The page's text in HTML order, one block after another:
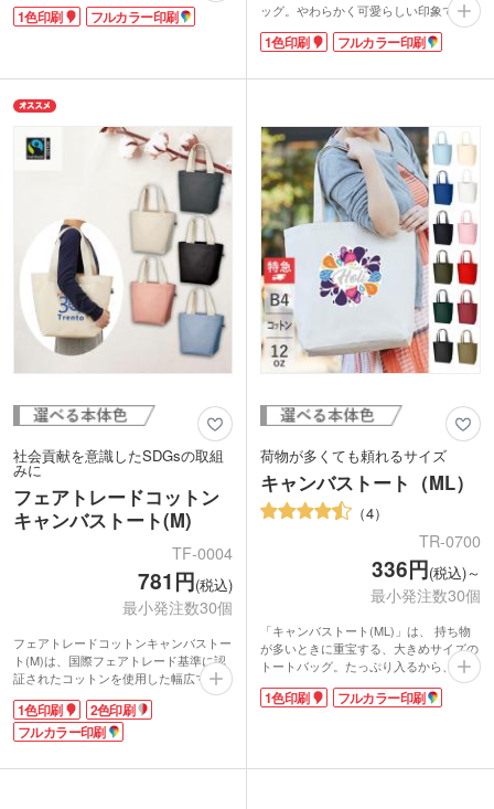
に乗せた際などに荷物の飛び出しを防
ルのノベルティやイベントでの物販品に
おすすめ。本体色ナチュラルは無漂白の
エコ素材なので、SDGsへの取り組みの
アピールもできます。
1色印刷 フルカラー印刷
ッグ。やわらかく可愛らしい印象で、女
性を中心に人気のデザインです。
生地は丈夫で厚みのある12オンス生地を
チ付きで、2Lペットボトルが縦に丁度入
いただけます。
名入れは1色からフルカラーまで対応し
ており、オリジナルのノベルティを製作
できます。広めのプリントができるので
宣伝効果もバツグン。ノベルティとして
はもちろん、お店の物販やライブグッズ
としてもおすすめです。
1色印刷 フルカラー印刷
社会貢献を意識したSDGsの取組
みに
フェアトレードコットン
キャンバストート(M)
TF-0004
781円(税込)
最小発注数30個
フェアトレードコットンキャンバストー
ト(M)は、国際フェアトレード基準に認
証されたコットンを使用した幅広マチの
舟底トート。フェアトレードとは発展途
上国の原料や製品を適正な価格で購入す
ることで、生産者の生活改善や自立を支
できるので、SDGsやサスティナブルへ
1色印刷
2色印刷
フルカラー印刷
荷物が多くても頼れるサイズ
キャンバストート（ML）
4
TR-0700
336円(税込)～
最小発注数30個
「キャンバストート(ML)」は、 持ち物
が多いときに重宝する、大きめサイズの
トートバッグ。たっぷり入るから、レジ
ャーやショッピングなどで荷物が増えて
も安心です。印刷面が広いのでPR効果
合わせやすいナチュラルカラーと、豊富
1色印刷 フルカラー印刷